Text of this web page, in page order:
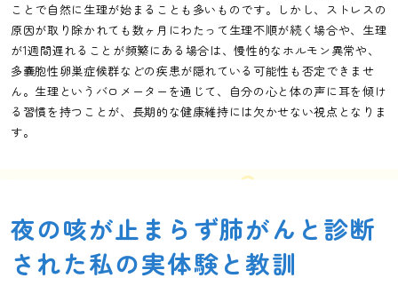
ことで自然に生理が始まることも多いものです。しかし、ストレスの
原因が取り除かれても数ヶ月にわたって生理不順が続く場合や、生理
が1週間遅れることが頻繁にある場合は、慢性的なホルモン異常や、
多嚢胞性卵巣症候群などの疾患が隠れている可能性も否定できませ
ん。生理というバロメーターを通じて、自分の心と体の声に耳を傾け
る習慣を持つことが、長期的な健康維持には欠かせない視点となりま
す。
夜の咳が止まらず肺がんと診断
された私の実体験と教訓